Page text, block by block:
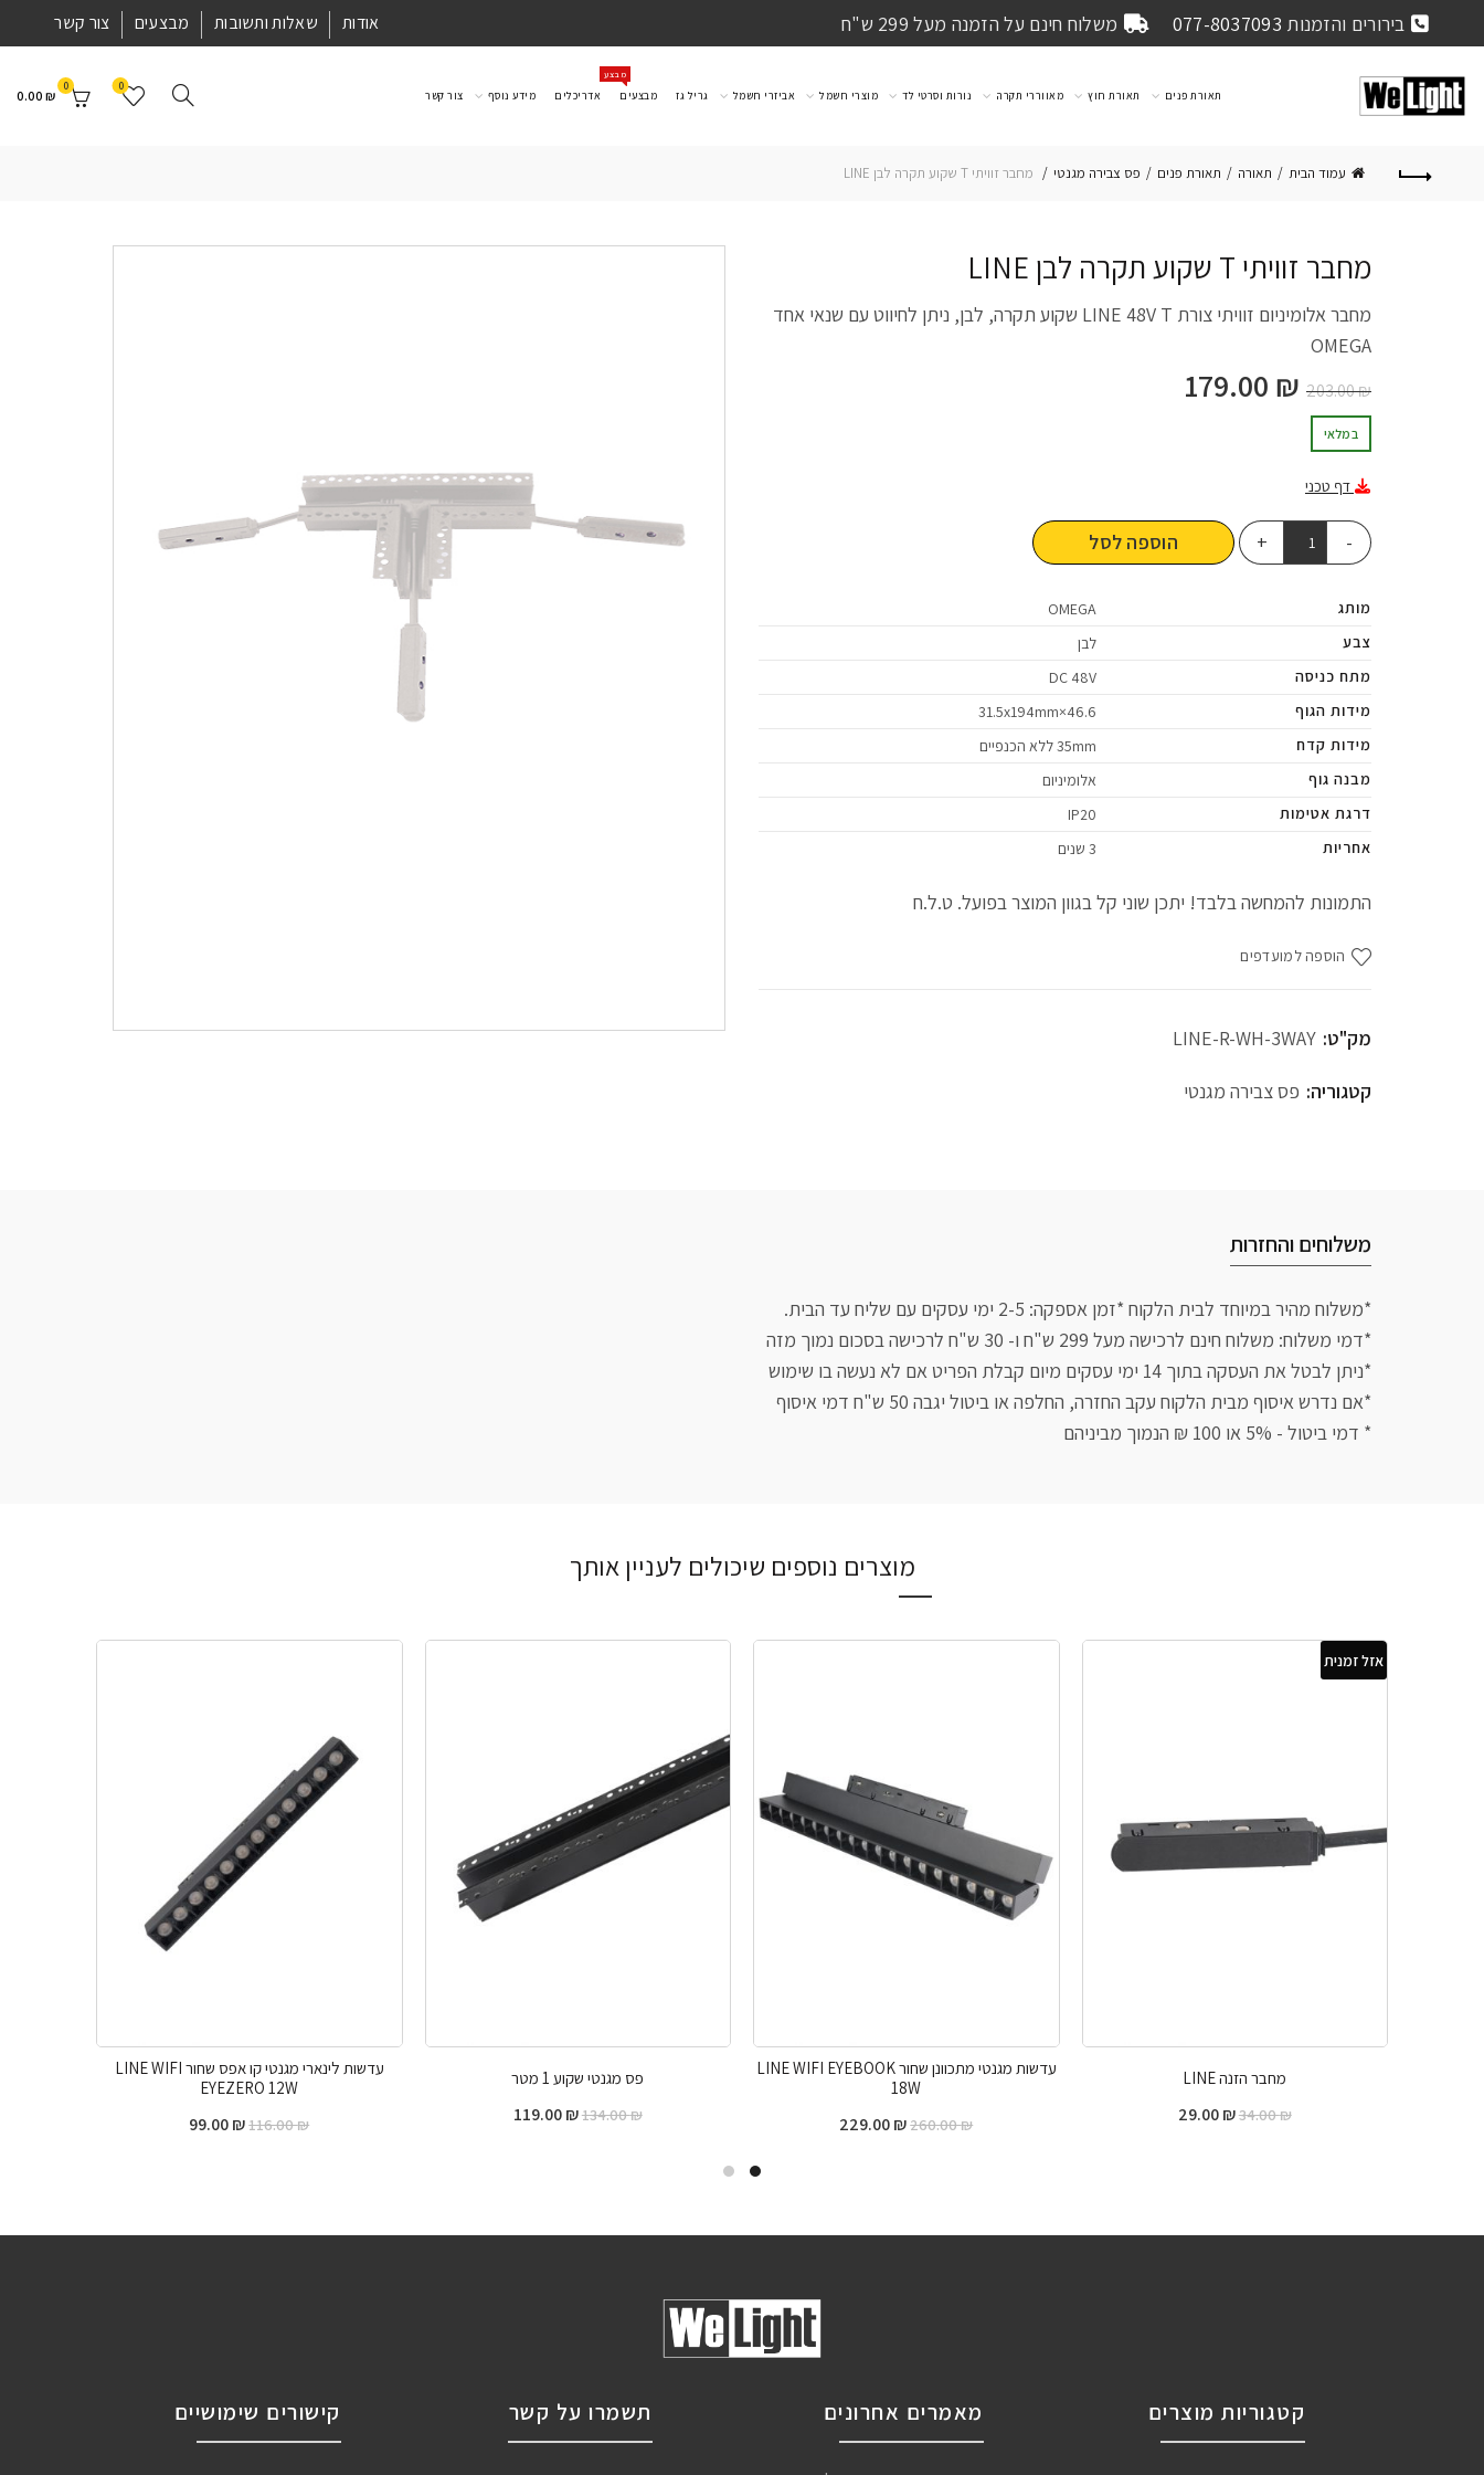
בירורים והזמנות משלוח חינם על הזמנה מעל 299 ש"ח אודות שאלות ותשובות מבצעים צור קשר
תאורת פנים תאורת חוץ מאווררי תקרה נורות וסרטי לד מוצרי חשמל אביזרי חשמל גריל גז מבצעים
מבצע
אדריכלים מידע נוסף צור קשר
0
0
0.00 ₪
עמוד הבית תאורה תאורת פנים פס צבירה מגנטי מחבר זוויתי T שקוע תקרה לבן LINE
מחבר זוויתי T שקוע תקרה לבן LINE
מחבר אלומיניום זוויתי צורת LINE 48V T שקוע תקרה, לבן, ניתן לחיווט עם שנאי אחד
OMEGA
203.00₪
179.00 ₪
במלאי
דף טכני
הוספה לסל
מותג
OMEGA
צבע
לבן
מתח כניסה
DC 48V
מידות הגוף
46.6×31.5x194mm
מידות קדח
35mm ללא הכנפיים
מבנה גוף
אלומיניום
דרגת אטימות
IP20
אחריות
3 שנים
התמונות להמחשה בלבד! יתכן שוני קל בגוון המוצר בפועל. ט.ל.ח
הוספה למועדפים
מק"ט: LINE-R-WH-3WAY
קטגוריה: פס צבירה מגנטי
משלוחים והחזרות
*משלוח מהיר במיוחד לבית הלקוח *זמן אספקה: 2-5 ימי עסקים עם שליח עד הבית.
*דמי משלוח: משלוח חינם לרכישה מעל 299 ש"ח ו- 30 ש"ח לרכישה בסכום נמוך מזה
*ניתן לבטל את העסקה בתוך 14 ימי עסקים מיום קבלת הפריט אם לא נעשה בו שימוש
*אם נדרש איסוף מבית הלקוח עקב החזרה, החלפה או ביטול יגבה 50 ש"ח דמי איסוף
* דמי ביטול - 5% או 100 ₪ הנמוך מביניהם
מוצרים נוספים שיכולים לעניין אותך
אזל זמנית
מחבר הזנה LINE
34.00₪
29.00₪
עדשות מגנטי מתכוונן שחור LINE WIFI EYEBOOK
18W
260.00₪
229.00₪
פס מגנטי שקוע 1 מטר
134.00₪
119.00₪
עדשות לינארי מגנטי קו אפס שחור LINE WIFI
EYEZERO 12W
116.00₪
99.00₪
קטגוריות מוצרים מאמרים אחרונים תשמרו על קשר קישורים שימושיים